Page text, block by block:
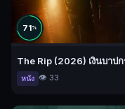
71%
The Rip (2026) เงินบาปก
หนัง 👁️ 33